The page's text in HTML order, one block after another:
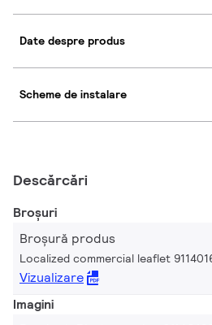
Date despre produs
Scheme de instalare
Descărcări
Broșuri
Broșură produs
Localized commercial leaflet
Vizualizare
Imagini